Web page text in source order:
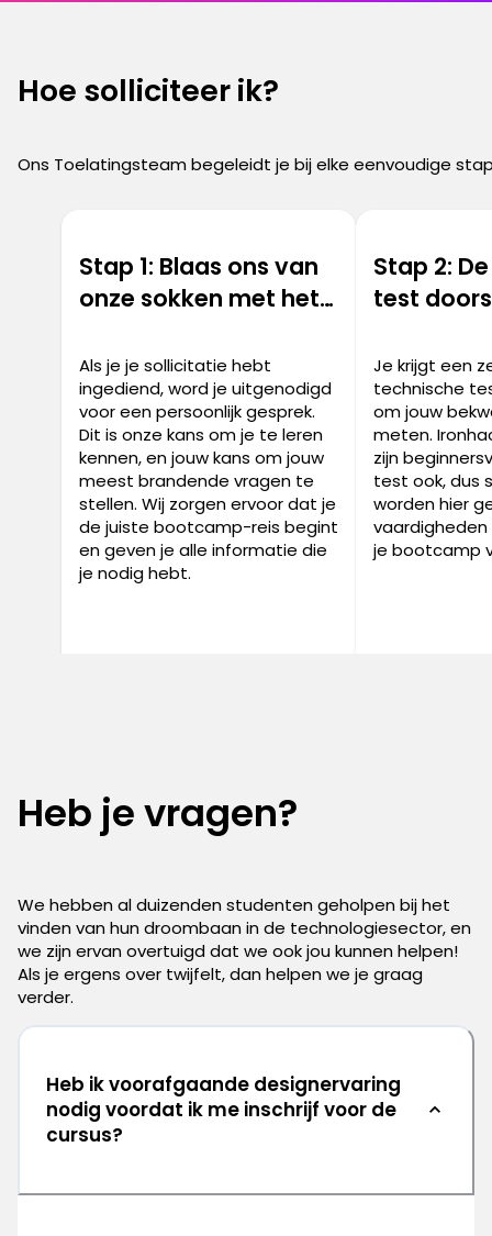
Hoe solliciteer ik?
Ons Toelatingsteam begeleidt je bij elke eenvoudige
Stap 1: Blaas ons van
onze sokken met het
Als je je sollicitatie hebt
ingediend, word je uitgenodigd
voor een persoonlijk gesprek.
Dit is onze kans om je te leren
kennen, en jouw kans om jouw
meest brandende vragen te
stellen. Wij zorgen ervoor dat je
de juiste bootcamp-reis begint
en geven je alle informatie die
je nodig hebt.
Stap 2:
test
Je krijgt een
technische
om jouw
meten.
zijn
test ook, dus
worden hier
vaardigheden
je bootcamp
Heb je vragen?
We hebben al duizenden studenten geholpen bij het
vinden van hun droombaan in de technologiesector, en
we zijn ervan overtuigd dat we ook jou kunnen helpen!
Als je ergens over twijfelt, dan helpen we je graag
verder.
Heb ik voorafgaande designervaring
nodig voordat ik me inschrijf voor de
cursus?